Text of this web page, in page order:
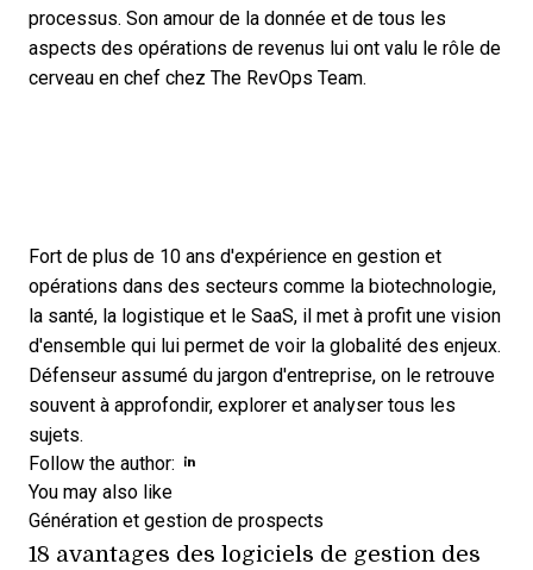
processus. Son amour de la donnée et de tous les
aspects des opérations de revenus lui ont valu le rôle de
cerveau en chef chez The RevOps Team.
Fort de plus de 10 ans d'expérience en gestion et
opérations dans des secteurs comme la biotechnologie,
la santé, la logistique et le SaaS, il met à profit une vision
d'ensemble qui lui permet de voir la globalité des enjeux.
Défenseur assumé du jargon d'entreprise, on le retrouve
souvent à approfondir, explorer et analyser tous les
sujets.
Follow the author: Opens new window
You may also like
Génération et gestion de prospects
18 avantages des logiciels de gestion des